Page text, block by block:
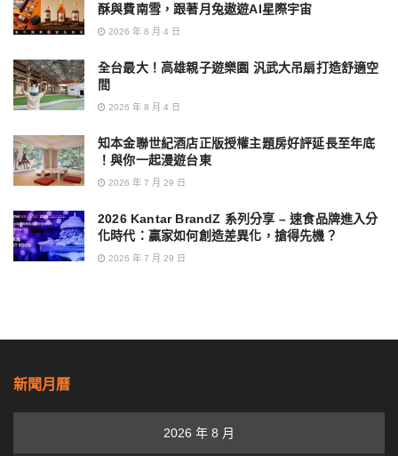
酥與費南雪，跟著月兔遨遊AI星際宇宙
2026 年 8 月 4 日
全台最大！高雄親子遊樂園 汎武大吊扇打造舒適空
間
2026 年 8 月 4 日
知本金聯世紀酒店正版授權主題房好評延長至年底
！與你一起漫遊台東
2026 年 7 月 29 日
2026 Kantar BrandZ 系列分享 – 速食品牌進入分
化時代：贏家如何創造差異化，搶得先機？
2026 年 7 月 29 日
新聞月曆
2026 年 8 月